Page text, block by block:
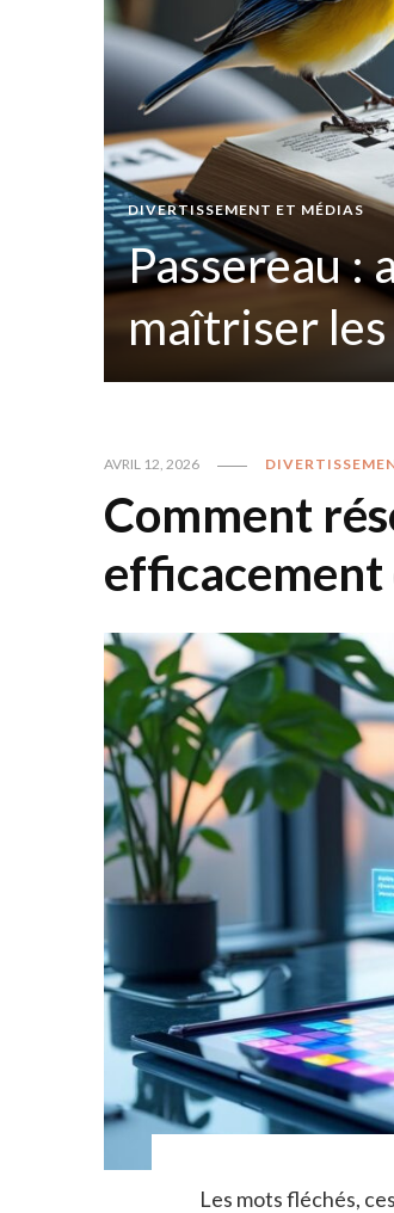
DIVERTISSEMENT ET MÉDIAS
Passereau :
maîtriser
AVRIL 12, 2026
Comment
efficacement
Les mots fléchés,